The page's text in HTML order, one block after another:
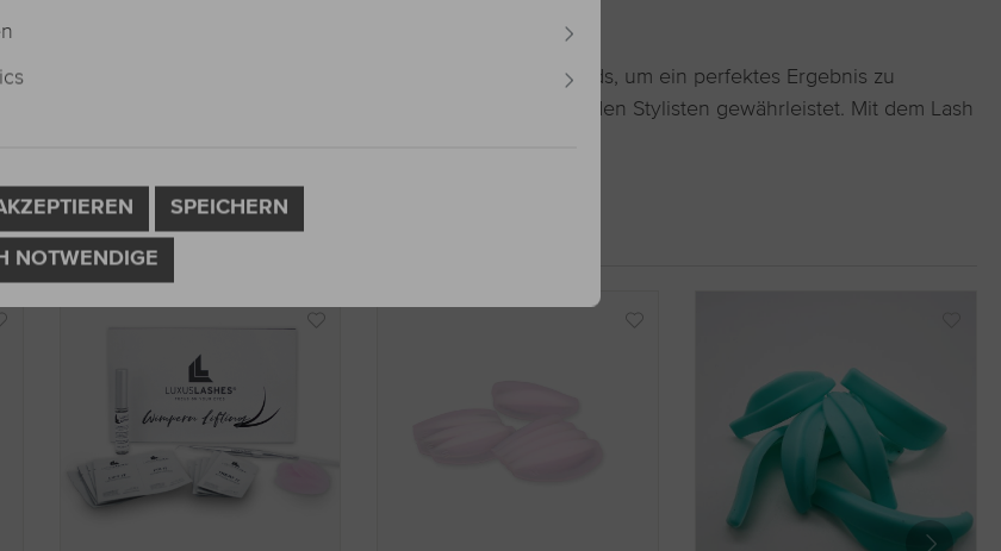
und sichere Platzierung der Wimpern auf den Lifting Pads, um ein perfektes Ergebnis zu
in der Hand, was eine komfortable Anwendung für den Stylisten gewährleistet. Mit dem Lash
und effizient durchführen.
SPEICHERN
NOTWENDIGE